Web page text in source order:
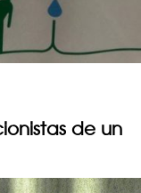
de un